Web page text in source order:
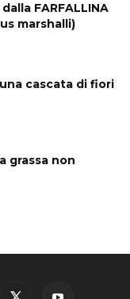
FARFALLINA
marshalli)
cascata di fiori
grassa non